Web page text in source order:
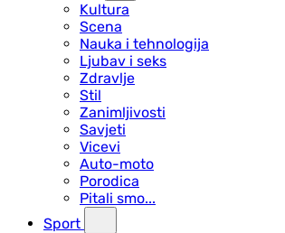
Kultura
Scena
Nauka i tehnologija
Ljubav i seks
Zdravlje
Stil
Zanimljivosti
Savjeti
Vicevi
Auto-moto
Porodica
Pitali smo...
Sport